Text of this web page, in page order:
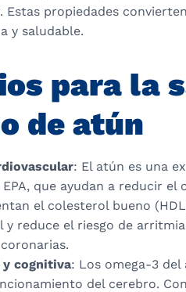
Estas propiedades
y saludable.
para la
de atún
: El atún es una
EPA, que ayudan a reducir
el colesterol bueno
y reduce el riesgo de
y cognitiva: Los omega-3
del cerebro.